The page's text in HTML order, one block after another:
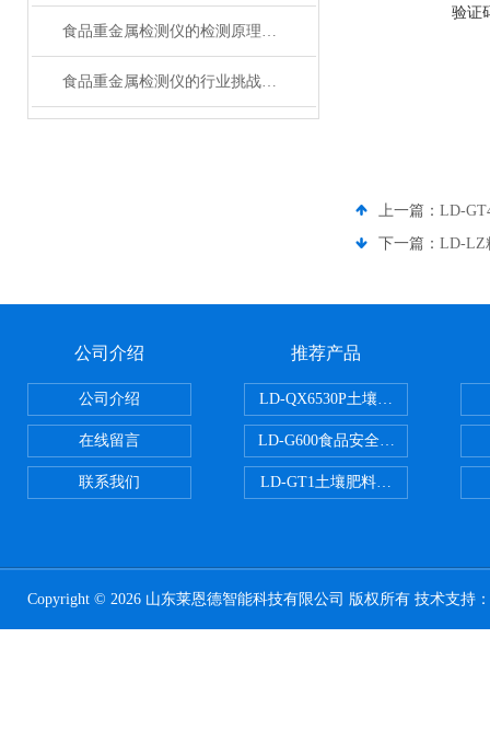
食品重金属检测仪的检测原理与主要类型
食品重金属检测仪的行业挑战与未来图景
验证
上一篇： LD-
下一篇： LD-LZ
公司介绍
公司介绍
在线留言
联系我们
推荐产品
LD-QX6530P土壤氧化还原电位检
LD-G600食品安全检测仪
LD-GT1土壤肥料养分检测仪
Copyright © 2026 山东莱恩德智能科技有限公司 版权所有 技术支持：